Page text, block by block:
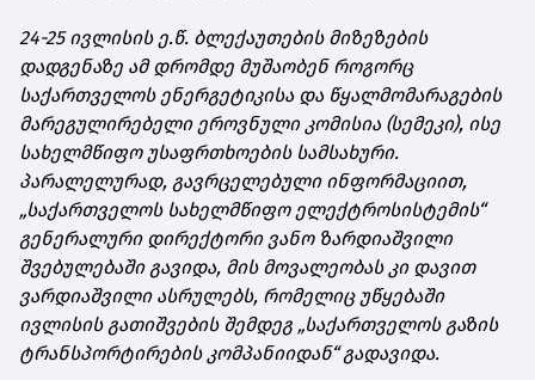
24-25 ივლისის ე.წ. ბლექაუთების მიზეზების
დადგენაზე ამ დრომდე მუშაობენ როგორც
საქართველოს ენერგეტიკისა და წყალმომარაგების
მარეგულირებელი ეროვნული კომისია (სემეკი), ისე
სახელმწიფო უსაფრთხოების სამსახური.
პარალელურად, გავრცელებული ინფორმაციით,
„საქართველოს სახელმწიფო ელექტროსისტემის“
გენერალური დირექტორი ვანო ზარდიაშვილი
შვებულებაში გავიდა, მის მოვალეობას კი დავით
ვარდიაშვილი ასრულებს, რომელიც უწყებაში
ივლისის გათიშვების შემდეგ „საქართველოს გაზის
ტრანსპორტირების კომპანიიდან“ გადავიდა.